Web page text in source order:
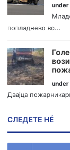
under
попладнево во...
under
Двајца
СЛЕДЕТЕ НÉ